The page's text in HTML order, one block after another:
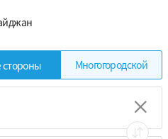
стороны Многогородской